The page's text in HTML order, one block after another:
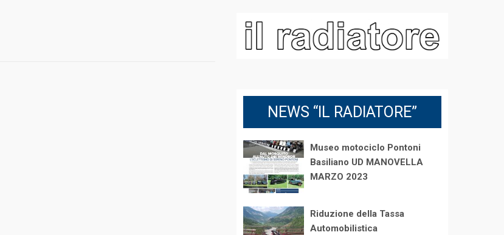
NEWS “IL RADIATORE”
Museo motociclo Pontoni
Basiliano UD MANOVELLA
MARZO 2023
Riduzione della Tassa
Automobilistica